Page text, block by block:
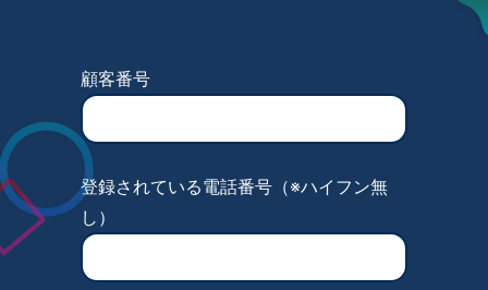
顧客番号
登録されている電話番号（※ハイフン無
し）